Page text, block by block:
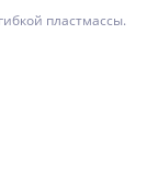
пластмассы.